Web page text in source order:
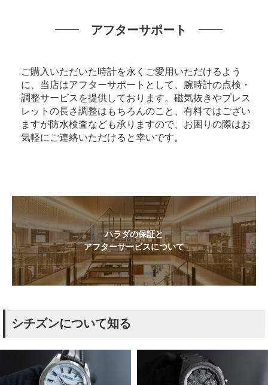
アフターサポート
ご購入いただいた時計を永くご愛用いただけるよう
に、当店はアフターサポートとして、腕時計の点検・
調整サービスを提供しております。磁気抜きやブレス
レットの長さ調整はもちろんのこと、有料ではござい
ますが防水検査なども承りますので、お困りの際はお
気軽にご連絡いただけると幸いです。
ハラダの保証と
アフターサービスについて
シチズンについて知る